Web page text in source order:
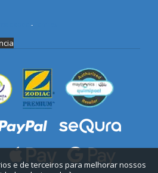
e de terceiros para melhorar nossos
-